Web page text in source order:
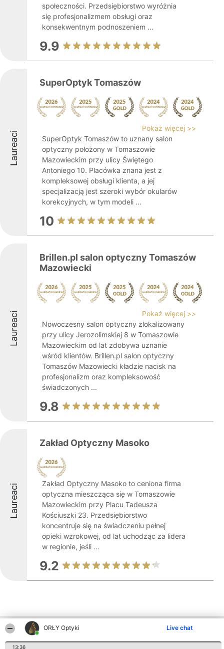
ORŁY Optyki Live chat
13:36
społeczności. Przedsiębiorstwo wyróżnia
się profesjonalizmem obsługi oraz
konsekwentnym podnoszeniem ...
9.9
Laureaci
SuperOptyk Tomaszów
Pokaż więcej >>
SuperOptyk Tomaszów to uznany salon
optyczny położony w Tomaszowie
Mazowieckim przy ulicy Świętego
Antoniego 10. Placówka znana jest z
kompleksowej obsługi klienta, a jej
specjalizacją jest szeroki wybór okularów
korekcyjnych, w tym modeli ...
10
Laureaci
Brillen.pl salon optyczny Tomaszów
Mazowiecki
Pokaż więcej >>
Nowoczesny salon optyczny zlokalizowany
przy ulicy Jerozolimskiej 8 w Tomaszowie
Mazowieckim od lat zdobywa uznanie
wśród klientów. Brillen.pl salon optyczny
Tomaszów Mazowiecki kładzie nacisk na
profesjonalizm oraz kompleksowość
świadczonych ...
9.8
Laureaci
Zakład Optyczny Masoko
Zakład Optyczny Masoko to ceniona firma
optyczna mieszcząca się w Tomaszowie
Mazowieckim przy Placu Tadeusza
Kościuszki 23. Przedsiębiorstwo
koncentruje się na świadczeniu pełnej
opieki wzrokowej, od lat uchodząc za lidera
w regionie, jeśli ...
9.2
Inne firmy z województwa